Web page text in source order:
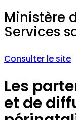
Ministère
Services
Consulter le site
Les
et de